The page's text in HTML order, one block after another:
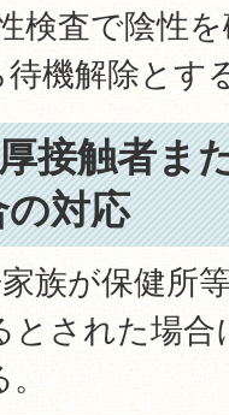
検査で陰性
機解除とす
接触者ま
対応
家族が保健所
とされた場合